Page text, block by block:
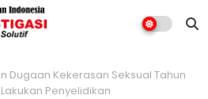
Dugaan Kekerasan Seksual Tahun
Penyelidikan